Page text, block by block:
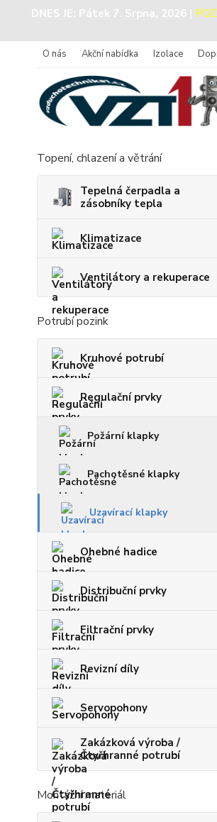
DNES JE: Pátek 7. Srpna, 2026 |
O nás Akční nabídka Izolace
Topení, chlazení a větrání
Tepelná čerpadla a
zásobníky tepla
Klimatizace
Ventilátory a rekuperace
Potrubí pozink
Kruhové potrubí
Regulační prvky
Požární klapky
Pachotěsné klapky
Uzavírací klapky
Ohebné hadice
Distribuční prvky
Filtrační prvky
Revizní díly
Servopohony
Zakázková výroba /
Čtyřhranné potrubí
Montážní materiál